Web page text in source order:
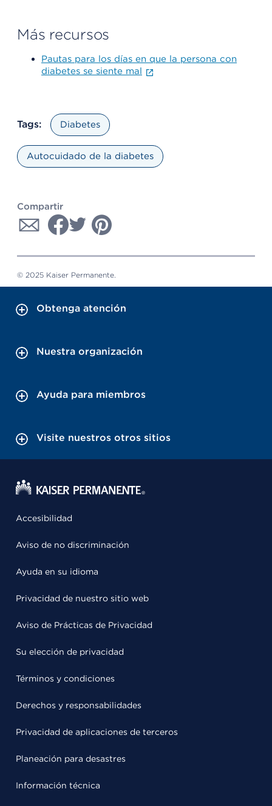
Más recursos
Pautas para los días en que la persona con
diabetes se siente mal
Tags: Diabetes
Autocuidado de la diabetes
Compartir
© 2025 Kaiser Permanente.
Obtenga atención
Nuestra organización
Ayuda para miembros
Visite nuestros otros sitios
Accesibilidad
Aviso de no discriminación
Ayuda en su idioma
Privacidad de nuestro sitio web
Aviso de Prácticas de Privacidad
Su elección de privacidad
Términos y condiciones
Derechos y responsabilidades
Privacidad de aplicaciones de terceros
Planeación para desastres
Información técnica